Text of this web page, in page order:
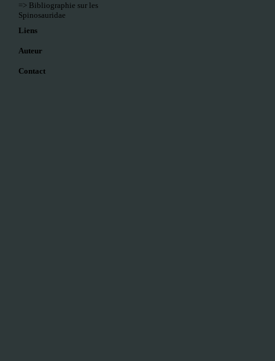
=> Bibliographie sur les
Spinosauridae
Liens
Auteur
Contact